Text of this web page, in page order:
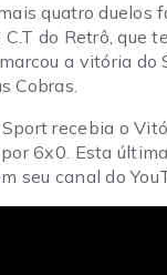
quatro
do Retrô, que
a vitória
Cobras.
recebia o
6x0. Esta
seu canal do